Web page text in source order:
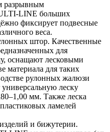
разрывным
LINE больших
фиксирует подвесные
веса.
штор. Качественные
для
оснащают лесковыми
материала для таких
рулонных жалюзи
леску
мм. Также леска
ламелей
и бижутерии.